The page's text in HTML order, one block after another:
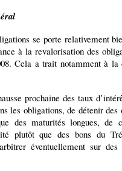
se porte relativement
à la revalorisation des
Cela a trait notamment à la
prochaine des taux
les obligations, de détenir des
des maturités longues, de
plutôt que des bons du
éventuellement sur